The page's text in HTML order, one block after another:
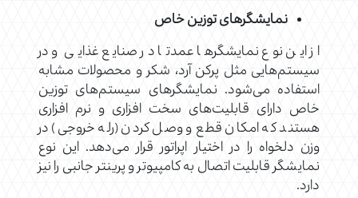
نمایشگرهای توزین خاص
از این نوع نمایشگرها عمدتا در صنایع غذایی و در
سیستم‌هایی مثل پرکن آرد، شکر و محصولات مشابه
استفاده می‌شود. نمایشگرهای سیستم‌های توزین
خاص دارای قابلیت‌های سخت افزاری و نرم افزاری
هستند که امکان قطع و وصل کردن (رله خروجی) در
وزن دلخواه را در اختیار اپراتور قرار می‌دهد. این نوع
نمایشگر قابلیت اتصال به کامپیوتر و پرینتر جانبی را نیز
دارد.